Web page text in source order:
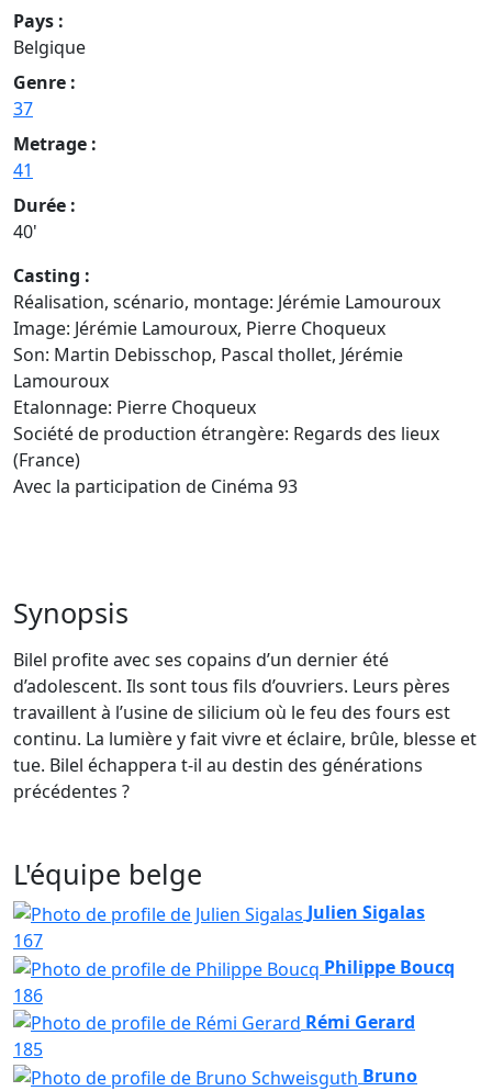
Pays :
Belgique
Genre :
37
Metrage :
41
Durée :
40'
Casting :
Réalisation, scénario, montage: Jérémie Lamouroux
Image: Jérémie Lamouroux, Pierre Choqueux
Son: Martin Debisschop, Pascal thollet, Jérémie
Lamouroux
Etalonnage: Pierre Choqueux
Société de production étrangère: Regards des lieux
(France)
Avec la participation de Cinéma 93
Synopsis
Bilel profite avec ses copains d’un dernier été
d’adolescent. Ils sont tous fils d’ouvriers. Leurs pères
travaillent à l’usine de silicium où le feu des fours est
continu. La lumière y fait vivre et éclaire, brûle, blesse et
tue. Bilel échappera t-il au destin des générations
précédentes ?
L'équipe belge
Julien Sigalas
167
Philippe Boucq
186
Rémi Gerard
185
Bruno